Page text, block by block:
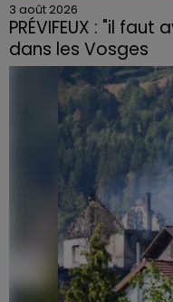
3 août 2026
PRÉVIFEUX : "il
dans les Vosges